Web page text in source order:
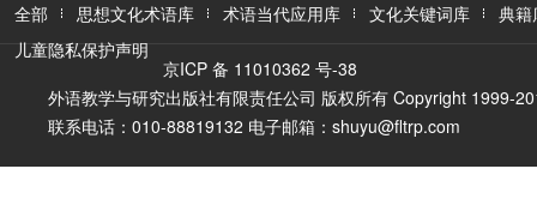
全部 思想文化术语库 术语当代应用库 文化关键词库
典籍
儿童隐私保护声明
京ICP 备 11010362 号-38
外语教学与研究出版社有限责任公司 版权所有 Copyright 1999-
联系电话：010-88819132 电子邮箱：shuyu@fltrp.com